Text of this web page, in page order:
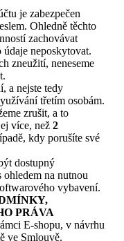
je zabezpečen
Ohledně těchto
zachovávat
neposkytovat.
zneužití, neneseme
a nejste tedy
třetím osobám.
zrušit, a to
více, než 2
kdy porušíte své
dostupný
ohledem na nutnou
vybavení.
PRÁVA
E-shopu, v návrhu
ve Smlouvě.